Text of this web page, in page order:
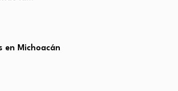
en Michoacán